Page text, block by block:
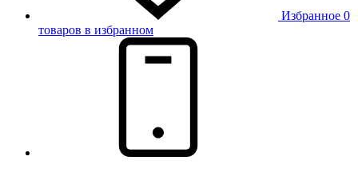
Избранное 0
товаров в избранном